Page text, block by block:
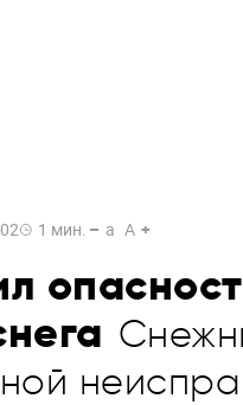
1 мин. a A